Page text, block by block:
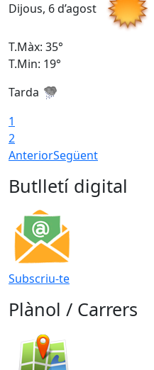
Dijous, 6 d’agost
T.Màx: 35°
T.Min: 19°
Tarda
1
2
AnteriorSegüent
Butlletí digital
Subscriu-te
Plànol / Carrers